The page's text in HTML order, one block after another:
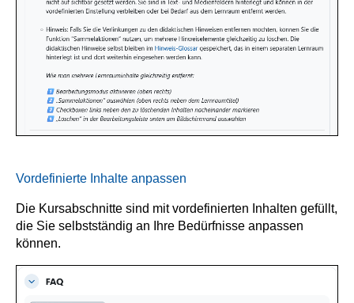
Vordefinierte Inhalte anpassen
Die Kursabschnitte sind mit vordefinierten Inhalten gefüllt,
die Sie selbstständig an Ihre Bedürfnisse anpassen
können.